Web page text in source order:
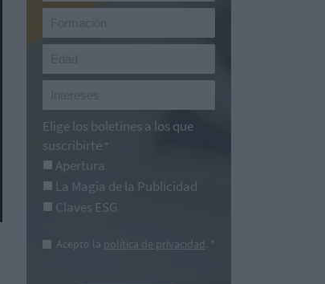
Elige los boletines a los que
suscribirte *
Apertura
La Magia de la Publicidad
Claves ESG
Acepto la política de privacidad. *